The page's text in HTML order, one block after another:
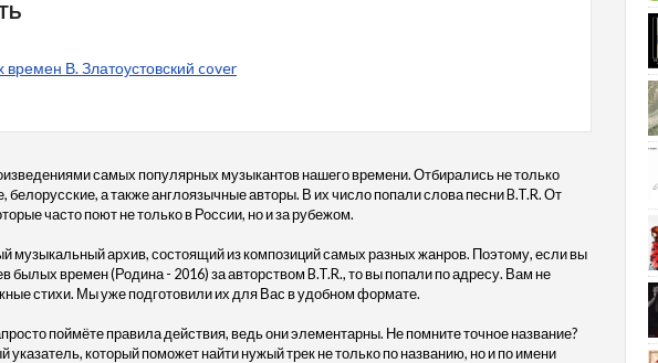
времен В. Златоустовский cover
самых популярных музыкантов нашего времени. Отбирались не только
белорусские, а также англоязычные авторы. В их число попали слова песни B.T.R. От
часто поют не только в России, но и за рубежом.
музыкальный архив, состоящий из композиций самых разных жанров. Поэтому, если вы
былых времен (Родина - 2016) за авторством B.T.R., то вы попали по адресу. Вам не
стихи. Мы уже подготовили их для Вас в удобном формате.
поймёте правила действия, ведь они элементарны. Не помните точное название?
указатель, который поможет найти нужый трек не только по названию, но и по имени